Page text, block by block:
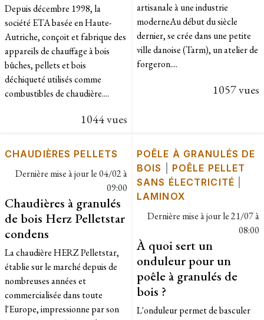
Depuis décembre 1998, la
société ETA basée en Haute-
Autriche, conçoit et fabrique des
appareils de chauffage à bois
bûches, pellets et bois
déchiqueté utilisés comme
combustibles de chaudière....
1044 vues
artisanale à une industrie
moderneAu début du siècle
dernier, se crée dans une petite
ville danoise (Tarm), un atelier de
forgeron....
1057 vues
CHAUDIÈRES PELLETS
Dernière mise à jour le04/02 à
09:00
Chaudières à granulés
de bois Herz Pelletstar
condens
La chaudière HERZ Pelletstar,
établie sur le marché depuis de
nombreuses années et
commercialisée dans toute
l'Europe, impressionne par son
POÊLE À GRANULÉS DE
BOIS
POÊLE PELLET
SANS ÉLECTRICITÉ
LAMINOX
Dernière mise à jour le21/07 à
08:00
À quoi sert un
onduleur pour un
poêle à granulés de
bois ?
​L'onduleur permet de basculer